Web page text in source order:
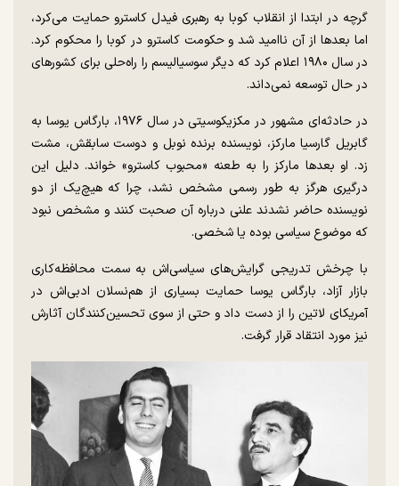
گرچه در ابتدا از انقلاب کوبا به رهبری فیدل کاسترو حمایت می‌کرد،
اما بعدها از آن ناامید شد و حکومت کاسترو در کوبا را محکوم کرد.
در سال ۱۹۸۰ اعلام کرد که دیگر سوسیالیسم را راه‌حلی برای کشورهای
در حال توسعه نمی‌داند.
در حادثه‌ای مشهور در مکزیکوسیتی در سال ۱۹۷۶، بارگاس یوسا به
گابریل گارسیا مارکز، نویسنده برنده نوبل و دوست سابقش، مشت
زد. او بعدها مارکز را به طعنه «محبوب کاسترو» خواند. دلیل این
درگیری هرگز به طور رسمی مشخص نشد، چرا که هیچ‌یک از دو
نویسنده حاضر نشدند علنی درباره آن صحبت کنند و مشخص نبود
که موضوع سیاسی بوده یا شخصی.
با چرخش تدریجی گرایش‌های سیاسی‌اش به سمت محافظه‌کاری
بازار آزاد، بارگاس یوسا حمایت بسیاری از هم‌نسلان ادبی‌اش در
آمریکای لاتین را از دست داد و حتی از سوی تحسین‌کنندگان آثارش
نیز مورد انتقاد قرار گرفت.